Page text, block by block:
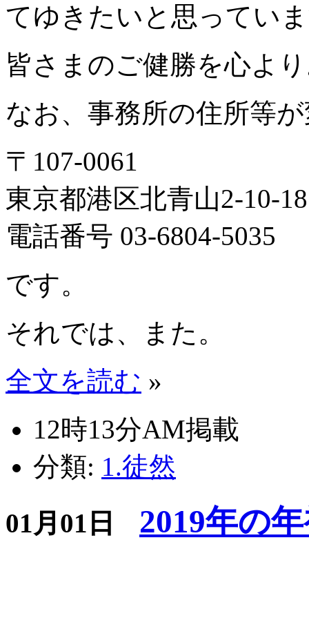
てゆきたいと思ってい
皆さまのご健勝を心よ
なお、 事務所の住所等
〒107-0061
東京都港区北青山2-10-
電話番号 03-6804-5035
です。
それでは、また。
全文を読む »
12時13分AM掲載
分類: 1.徒然
01月01日
2019年の